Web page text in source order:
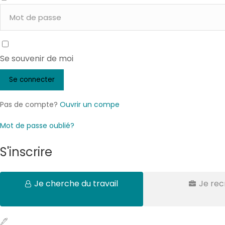
Se souvenir de moi
Pas de compte? Ouvrir un compe
Mot de passe oublié?
S'inscrire
Je cherche du travail Je